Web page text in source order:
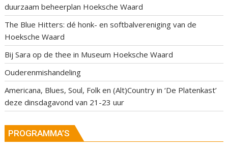
duurzaam beheerplan Hoeksche Waard
The Blue Hitters: dé honk- en softbalvereniging van de
Hoeksche Waard
Bij Sara op de thee in Museum Hoeksche Waard
Ouderenmishandeling
Americana, Blues, Soul, Folk en (Alt)Country in ‘De Platenkast’
deze dinsdagavond van 21-23 uur
PROGRAMMA’S